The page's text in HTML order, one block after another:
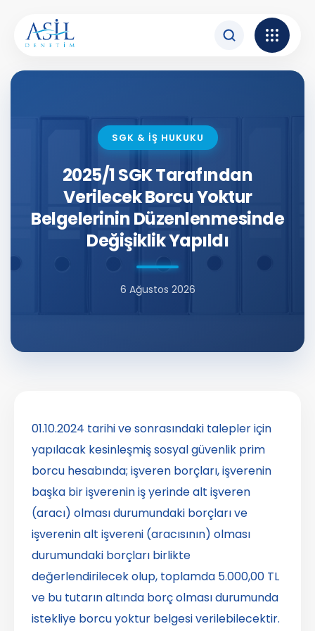
SGK & İŞ HUKUKU
2025/1 SGK Tarafından
Verilecek Borcu Yoktur
Belgelerinin Düzenlenmesinde
Değişiklik Yapıldı
6 Ağustos 2026
01.10.2024 tarihi ve sonrasındaki talepler için
yapılacak kesinleşmiş sosyal güvenlik prim
borcu hesabında; işveren borçları, işverenin
başka bir işverenin iş yerinde alt işveren
(aracı) olması durumundaki borçları ve
işverenin alt işvereni (aracısının) olması
durumundaki borçları birlikte
değerlendirilecek olup, toplamda 5.000,00 TL
ve bu tutarın altında borç olması durumunda
istekliye borcu yoktur belgesi verilebilecektir.